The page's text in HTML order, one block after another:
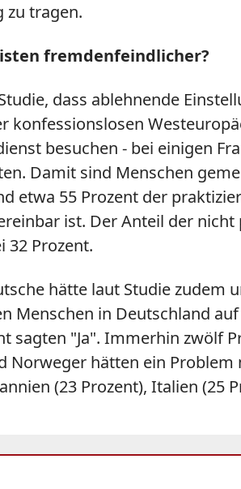
zu tragen.
fremdenfeindlicher?
dass ablehnende
konfessionslosen
besuchen - bei einigen
Damit sind Menschen
etwa 55 Prozent der
ist. Der Anteil der
32 Prozent.
hätte laut Studie zudem
Menschen in Deutschland
sagten "Ja". Immerhin zwölf
Norweger hätten ein
(23 Prozent), Italien (25